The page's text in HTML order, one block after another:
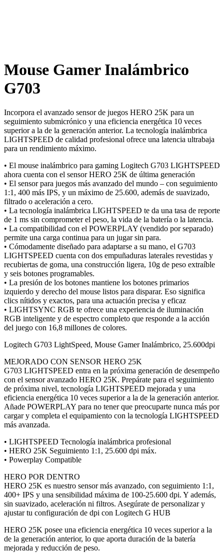
Mouse Gamer Inalámbrico
G703
Incorpora el avanzado sensor de juegos HERO 25K para un
seguimiento submicrónico y una eficiencia energética 10 veces
superior a la de la generación anterior. La tecnología inalámbrica
LIGHTSPEED de calidad profesional ofrece una latencia ultrabaja
para un rendimiento máximo.
• El mouse inalámbrico para gaming Logitech G703 LIGHTSPEED
ahora cuenta con el sensor HERO 25K de última generación
• El sensor para juegos más avanzado del mundo – con seguimiento
1:1, 400 más IPS, y un máximo de 25.600, además de suavizado,
filtrado o aceleración a cero.
• La tecnología inalámbrica LIGHTSPEED te da una tasa de reporte
de 1 ms sin comprometer el peso, la vida de la batería o la latencia.
• La compatibilidad con el POWERPLAY (vendido por separado)
permite una carga continua para un jugar sin para.
• Cómodamente diseñado para adaptarse a su mano, el G703
LIGHTSPEED cuenta con dos empuñaduras laterales revestidas y
recubiertas de goma, una construcción ligera, 10g de peso extraíble
y seis botones programables.
• La presión de los botones mantiene los botones primarios
izquierdo y derecho del mouse listos para disparar. Eso significa
clics nítidos y exactos, para una actuación precisa y eficaz
• LIGHTSYNC RGB te ofrece una experiencia de iluminación
RGB inteligente y de espectro completo que responde a la acción
del juego con 16,8 millones de colores.
Logitech G703 LightSpeed, Mouse Gamer Inalámbrico, 25.600dpi
MEJORADO CON SENSOR HERO 25K
G703 LIGHTSPEED entra en la próxima generación de desempeño
con el sensor avanzado HERO 25K. Prepárate para el seguimiento
de próxima nivel, tecnología LIGHTSPEED mejorada y una
eficiencia energética 10 veces superior a la de la generación anterior.
Añade POWERPLAY para no tener que preocuparte nunca más por
cargar y completa el equipamiento con la tecnología LIGHTSPEED
más avanzada.
• LIGHTSPEED Tecnología inalámbrica profesional
• HERO 25K Seguimiento 1:1, 25.600 dpi máx.
• Powerplay Compatible
HERO POR DENTRO
HERO 25K es nuestro sensor más avanzado, con seguimiento 1:1,
400+ IPS y una sensibilidad máxima de 100-25.600 dpi. Y además,
sin suavizado, aceleración ni filtros. Asegúrate de personalizar y
ajustar tu configuración de dpi con Logitech G HUB
HERO 25K posee una eficiencia energética 10 veces superior a la
de la generación anterior, lo que aporta duración de la batería
mejorada y reducción de peso.